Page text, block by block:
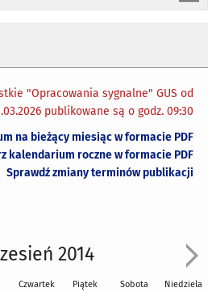
"Opracowania sygnalne" GUS od
publikowane są o godz. 09:30
na bieżący miesiąc w formacie PDF
kalendarium roczne w formacie PDF
Sprawdź zmiany terminów publikacji
2014
Czwartek Piątek Sobota Niedziela